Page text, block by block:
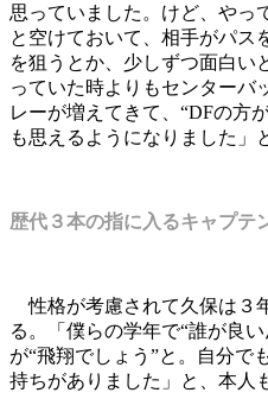
思っていました。けど、やっ
と空けておいて、相手がパス
を狙うとか、少しずつ面白い
っていた時よりもセンターバ
レーが増えてきて、“DFの方
も思えるようになりました」
歴代３本の指に入るキャプテ
性格が考慮されて久保は３
る。「僕らの学年で“誰が良
が“飛翔でしょう”と。自分で
持ちがありました」と、本人